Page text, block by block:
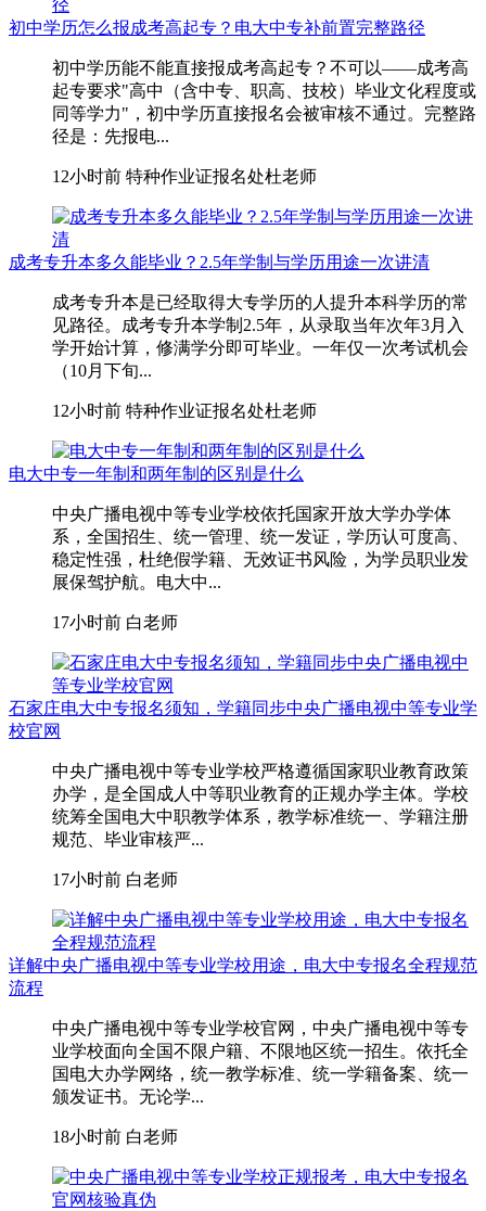
初中学历怎么报成考高起专？电大中专补前置完整路径
初中学历能不能直接报成考高起专？不可以——成考高
起专要求"高中（含中专、职高、技校）毕业文化程度或
同等学力"，初中学历直接报名会被审核不通过。完整路
径是：先报电...
12小时前 特种作业证报名处杜老师
成考专升本多久能毕业？2.5年学制与学历用途一次讲清
成考专升本是已经取得大专学历的人提升本科学历的常
见路径。成考专升本学制2.5年，从录取当年次年3月入
学开始计算，修满学分即可毕业。一年仅一次考试机会
（10月下旬...
12小时前 特种作业证报名处杜老师
电大中专一年制和两年制的区别是什么
中央广播电视中等专业学校依托国家开放大学办学体
系，全国招生、统一管理、统一发证，学历认可度高、
稳定性强，杜绝假学籍、无效证书风险，为学员职业发
展保驾护航。电大中...
17小时前 白老师
石家庄电大中专报名须知，学籍同步中央广播电视中等专业学
校官网
中央广播电视中等专业学校严格遵循国家职业教育政策
办学，是全国成人中等职业教育的正规办学主体。学校
统筹全国电大中职教学体系，教学标准统一、学籍注册
规范、毕业审核严...
17小时前 白老师
详解中央广播电视中等专业学校用途，电大中专报名全程规范
流程
中央广播电视中等专业学校官网，中央广播电视中等专
业学校面向全国不限户籍、不限地区统一招生。依托全
国电大办学网络，统一教学标准、统一学籍备案、统一
颁发证书。无论学...
18小时前 白老师